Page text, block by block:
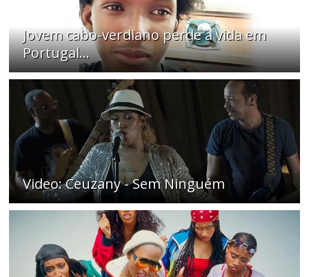
Jovem cabo-verdiano perde a vida em
Portugal...
Video: Ceuzany - Sem Ninguém